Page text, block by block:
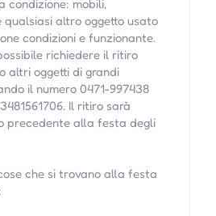
condizione: mobili,
qualsiasi altro oggetto usato
condizioni e funzionante.
richiedere il ritiro
altri oggetti di grandi
il numero 0471-997438
Il ritiro sarà
precedente alla festa degli
che si trovano alla festa